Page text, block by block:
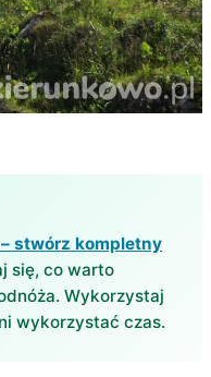
stwórz kompletny
się, co warto
Wykorzystaj
wykorzystać czas.